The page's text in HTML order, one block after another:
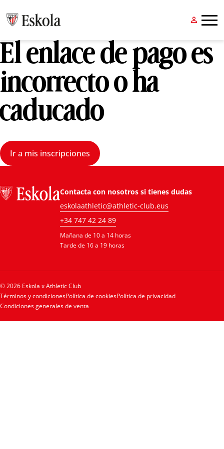
 
El enlace de pago es
incorrecto o ha
caducado
Ir a mis inscripciones
Contacta con nosotros si tienes dudas
eskolaathletic@athletic-club.eus
+34 747 42 24 89
Mañana de 10 a 14 horas
Tarde de 16 a 19 horas
© 2026 Eskola x Athletic Club
Términos y condicionesPolítica de cookiesPolítica de privacidad
Condiciones generales de venta